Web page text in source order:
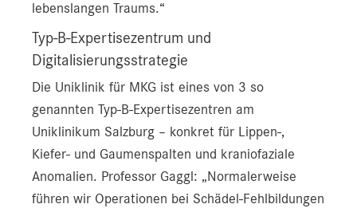
lebenslangen Traums.“
Typ-B-Expertisezentrum und
Digitalisierungsstrategie
Die Uniklinik für MKG ist eines von 3 so
genannten Typ-B-Expertisezentren am
Uniklinikum Salzburg – konkret für Lippen-,
Kiefer- und Gaumenspalten und kraniofaziale
Anomalien. Professor Gaggl: „Normalerweise
führen wir Operationen bei Schädel-Fehlbildungen